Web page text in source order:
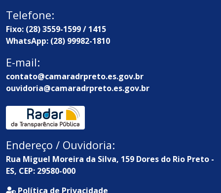
Telefone:
Fixo: (28) 3559-1599 / 1415
WhatsApp: (28) 99982-1810
E-mail:
contato@camaradrpreto.es.gov.br
ouvidoria@camaradrpreto.es.gov.br
Endereço / Ouvidoria:
Rua Miguel Moreira da Silva, 159 Dores do Rio Preto -
ES, CEP: 29580-000
Política de Privacidade